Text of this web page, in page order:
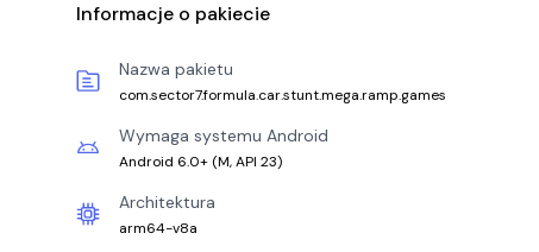
Informacje o pakiecie
Nazwa pakietu
com.sector7.formula.car.stunt.mega.ramp.games
Wymaga systemu Android
Android 6.0+ (M, API 23)
Architektura
arm64-v8a